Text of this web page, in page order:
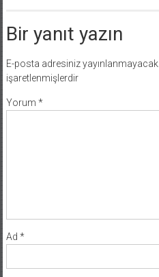
Bir yanıt yazın
E-posta adresiniz yayınlanmayacak.
işaretlenmişlerdir
Yorum *
Ad *